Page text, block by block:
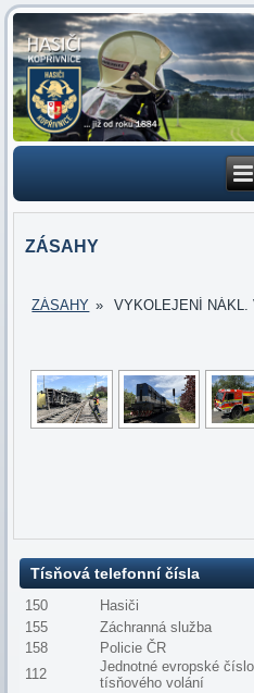
ZÁSAHY
ZÁSAHY » VYKOLEJENÍ NÁKL.
Tísňová telefonní čísla
150
Hasiči
155
Záchranná služba
158
Policie ČR
112
Jednotné evropské číslo
tísňového volání